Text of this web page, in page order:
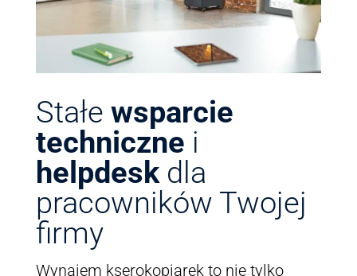
Stałe wsparcie
techniczne i
helpdeskdla
pracowników Twojej
firmy
Wynajem kserokopiarek to nie tylko